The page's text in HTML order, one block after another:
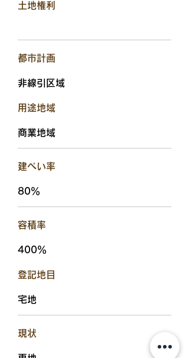
土地権利
都市計画
非線引区域
用途地域
商業地域
建ぺい率
80％
容積率
400％
​登記地目
宅地
現状